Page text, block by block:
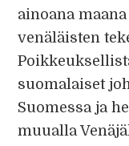
ainoana
venäläisten
suomalaiset
Suomessa ja
muualla